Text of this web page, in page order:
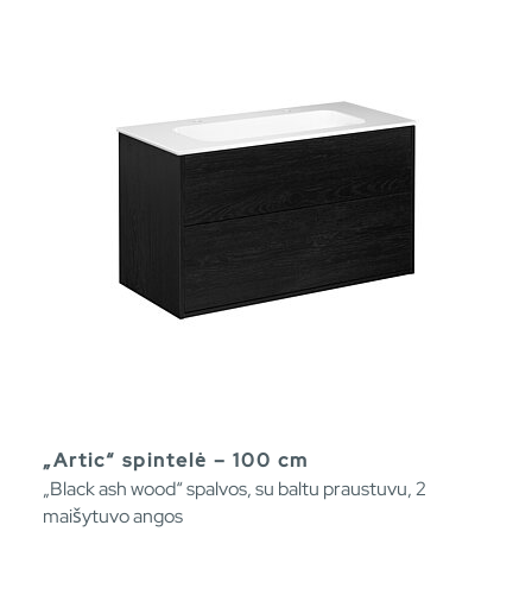
„Artic“ spintelė – 100 cm
„Black ash wood“ spalvos, su baltu praustuvu, 2
maišytuvo angos